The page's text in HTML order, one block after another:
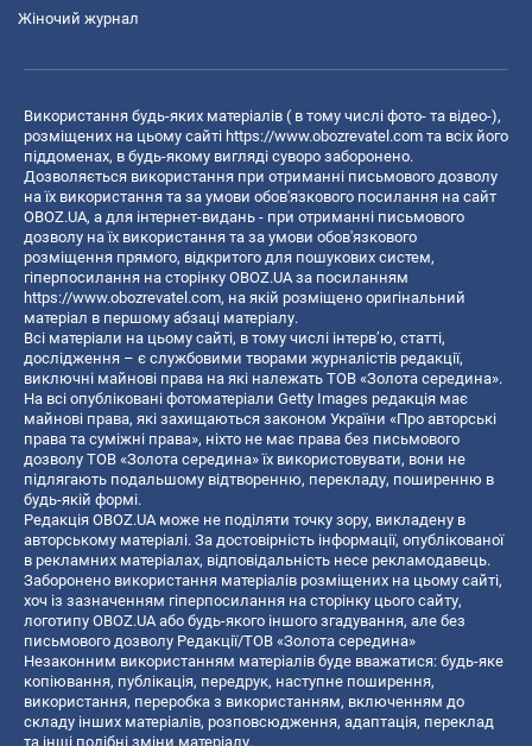
Жіночий журнал
Використання будь-яких матеріалів ( в тому числі фото- та відео-),
розміщених на цьому сайті https://www.obozrevatel.com та всіх його
піддоменах, в будь-якому вигляді суворо заборонено.
Дозволяється використання при отриманні письмового дозволу
на їх використання та за умови обов'язкового посилання на сайт
OBOZ.UA, а для інтернет-видань - при отриманні письмового
дозволу на їх використання та за умови обов'язкового
розміщення прямого, відкритого для пошукових систем,
гіперпосилання на сторінку OBOZ.UA за посиланням
https://www.obozrevatel.com, на якій розміщено оригінальний
матеріал в першому абзаці матеріалу.
Всі матеріали на цьому сайті, в тому числі інтерв’ю, статті,
дослідження – є службовими творами журналістів редакції,
виключні майнові права на які належать ТОВ «Золота середина».
На всі опубліковані фотоматеріали Getty Images редакція має
майнові права, які захищаються законом України «Про авторські
права та суміжні права», ніхто не має права без письмового
дозволу ТОВ «Золота середина» їх використовувати, вони не
підлягають подальшому відтворенню, перекладу, поширенню в
будь-якій формі.
Редакція OBOZ.UA може не поділяти точку зору, викладену в
авторському матеріалі. За достовірність інформації, опублікованої
в рекламних матеріалах, відповідальність несе рекламодавець.
Заборонено використання матеріалів розміщених на цьому сайті,
хоч із зазначенням гіперпосилання на сторінку цього сайту,
логотипу OBOZ.UA або будь-якого іншого згадування, але без
письмового дозволу Редакції/ТОВ «Золота середина»
Незаконним використанням матеріалів буде вважатися: будь-яке
копiювання, публiкацiя, передрук, наступне поширення,
використання, переробка з використанням, включенням до
складу інших матеріалів, розповсюдження, адаптація, переклад
та інші подібні зміни матеріалу.